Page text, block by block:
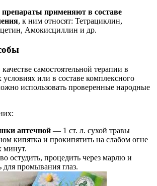
препараты применяют в составе
, к ним относят: Тетрациклин,
Амокисциллин и др.
самостоятельной терапии в
или в составе комплексного
использовать проверенные народные
аптечной — 1 ст. л. сухой травы
кипятка и прокипятить на слабом огне
минут.
остудить, процедить через марлю и
для промывания глаз.